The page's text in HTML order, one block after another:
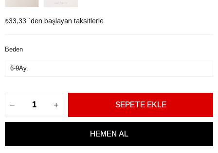
₺33,33 `den başlayan taksitlerle
Beden